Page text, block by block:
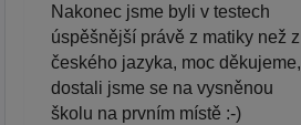
Nakonec jsme byli v testech
úspěšnější právě z matiky než z
českého jazyka, moc děkujeme,
dostali jsme se na vysněnou
školu na prvním místě :-)